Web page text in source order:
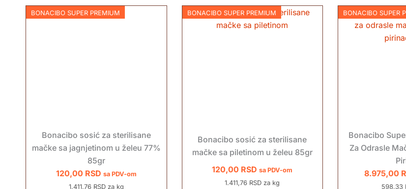
BONACIBO SUPER PREMIUM
Bonacibo sosić za sterilisane
mačke sa jagnjetinom u želeu 77%
85gr
120,00 RSD sa PDV-om
1.411,76 RSD za kg
BONACIBO SUPER PREMIUM
Bonacibo sosić za sterilisane
mačke sa piletinom u želeu 85gr
120,00 RSD sa PDV-om
1.411,76 RSD za kg
BONACIBO SUPER
Bonacibo
Za Odrasle
8.975,00
598,33